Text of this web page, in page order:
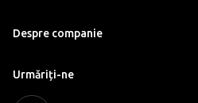
Despre companie
Urmăriți-ne